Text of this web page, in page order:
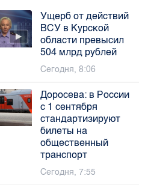
Ущерб от действий
ВСУ в Курской
области превысил
504 млрд рублей
Сегодня, 8:06
Доросева: в России
с 1 сентября
стандартизируют
билеты на
общественный
транспорт
Сегодня, 7:55